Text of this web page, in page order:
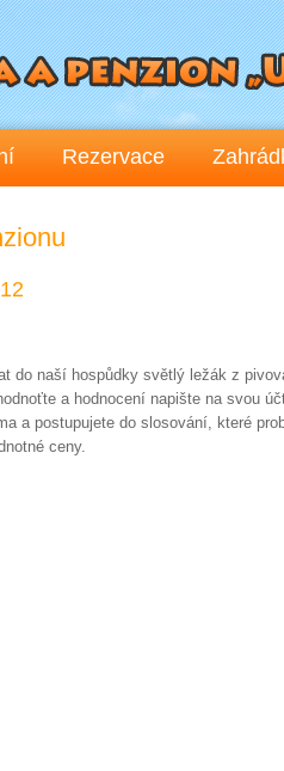
Rezervace
do naší hospůdky světlý ležák z
a hodnocení napište na svou
a postupujete do slosování, které
ceny.